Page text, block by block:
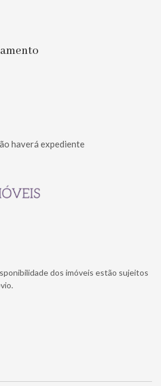
haverá expediente
dos imóveis estão sujeitos